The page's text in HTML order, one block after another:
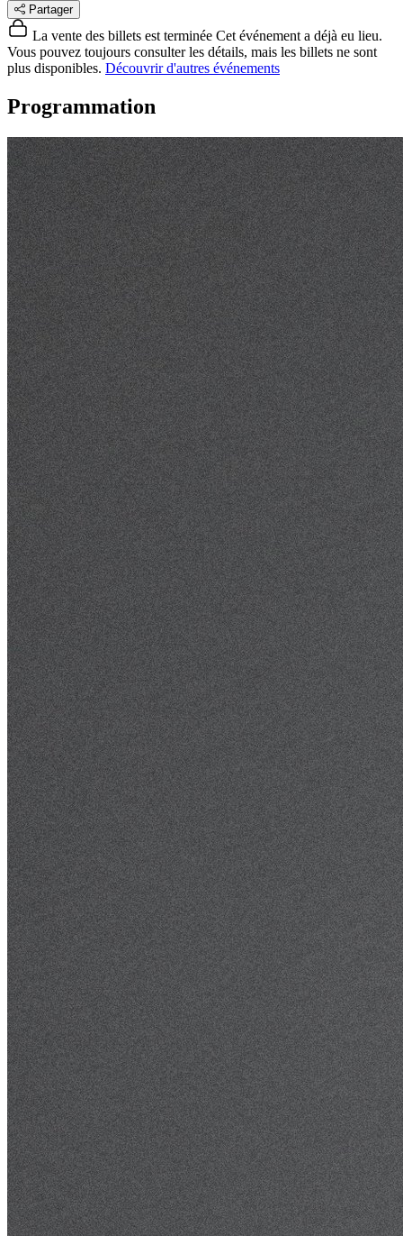
Partager
La vente des billets est terminée Cet événement a déjà eu lieu.
Vous pouvez toujours consulter les détails, mais les billets ne sont
plus disponibles. Découvrir d'autres événements
Programmation